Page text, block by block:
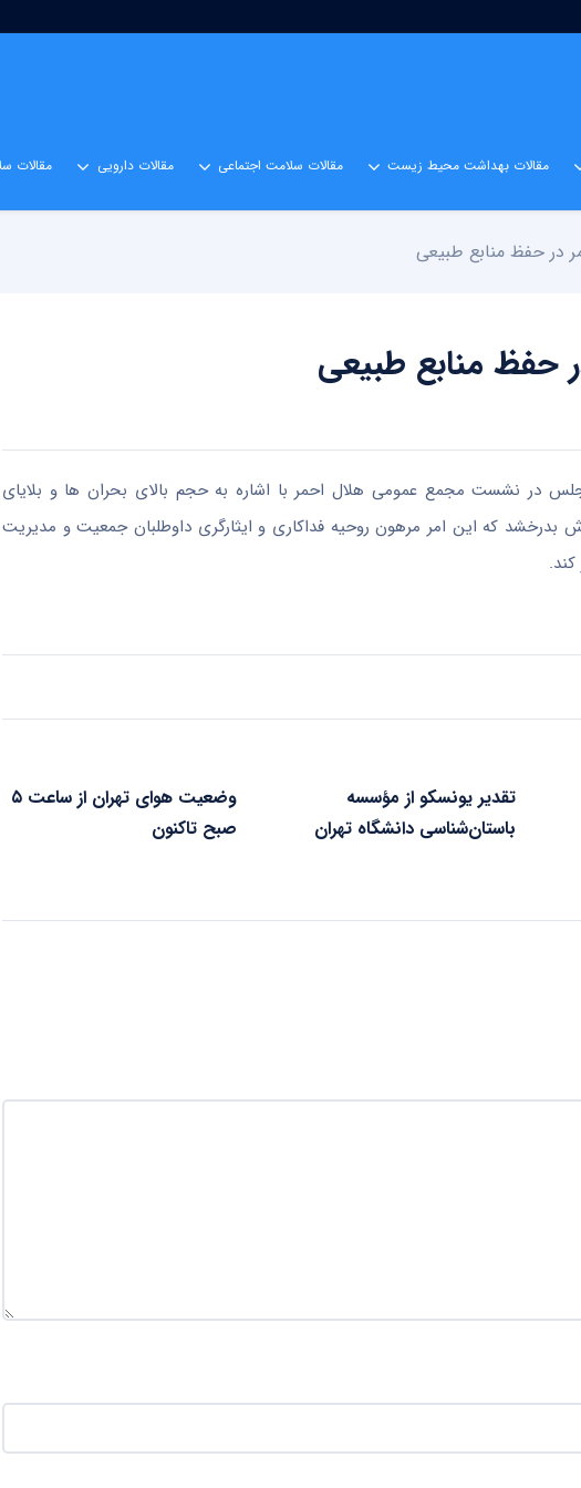
مقالات بهداشت محیط زیست مقالات سلامت اجتماعی مقالات دارویی مقالات
در حفظ منابع طبیعی
حفظ منابع طبیعی
در نشست مجمع عمومی هلال احمر با اشاره به حجم بالای بحران ها و بلایای
خوش بدرخشد که این امر مرهون روحیه فداکاری و ایثارگری داوطلبان جمعیت و مدیریت
تقدیر یونسکو از مؤسسه
باستان‌شناسی دانشگاه تهران
وضعیت هوای تهران از ساعت ۵
صبح تاکنون